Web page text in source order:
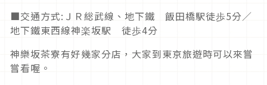
■交通方式:ＪＲ総武線、地下鐵 飯田橋駅徒歩5分／
地下鐵東西線神楽坂駅 徒歩4分
神樂坂茶寮有好幾家分店，大家到東京旅遊時可以來嘗
嘗看喔。